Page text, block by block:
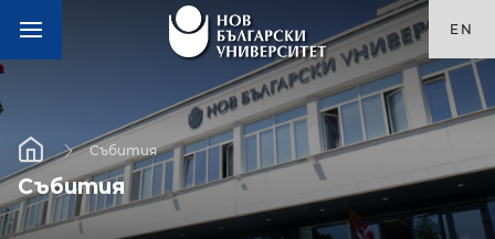
EN
Събития
Събития